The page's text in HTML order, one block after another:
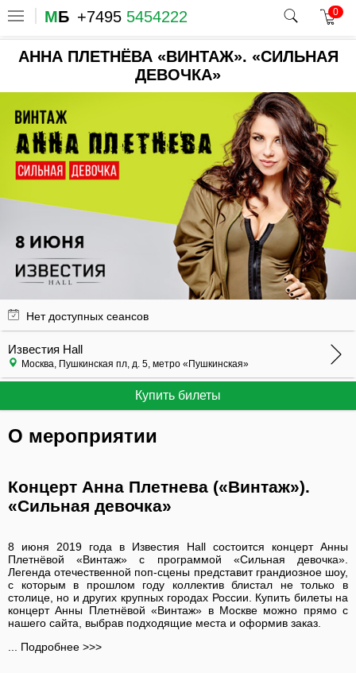
МБ +7495 5454222 0
АННА ПЛЕТНЁВА «ВИНТАЖ». «СИЛЬНАЯ
ДЕВОЧКА»
Нет доступных сеансов
Известия Hall
Москва, Пушкинская пл, д. 5, метро «Пушкинская»
Купить билеты
О мероприятии
Концерт Анна Плетнева («Винтаж»).
«Сильная девочка»
8 июня 2019 года в Известия Hall состоится концерт Анны
Плетнёвой «Винтаж» с программой «Сильная девочка».
Легенда отечественной поп-сцены представит грандиозное шоу,
с которым в прошлом году коллектив блистал не только в
столице, но и других крупных городах России. Купить билеты на
концерт Анны Плетнёвой «Винтаж» в Москве можно прямо с
нашего сайта, выбрав подходящие места и оформив заказ.
... Подробнее >>>